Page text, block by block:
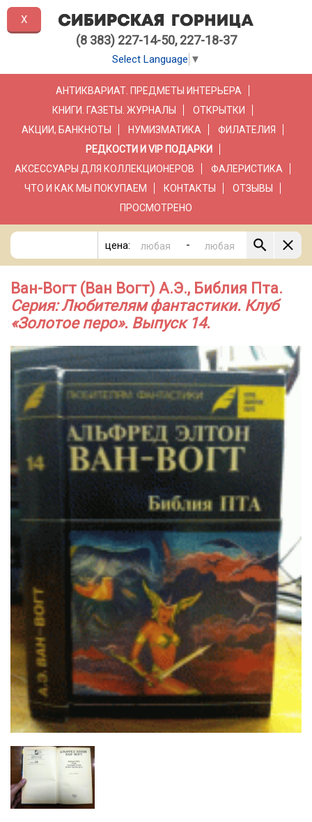
(8 383) 227-14-50, 227-18-37
Select Language ▼
АНТИКВАРИАТ. ПРЕДМЕТЫ ИНТЕРЬЕРА
КНИГИ. ГАЗЕТЫ. ЖУРНАЛЫ
ОТКРЫТКИ
АКЦИИ, БАНКНОТЫ
НУМИЗМАТИКА
ФИЛАТЕЛИЯ
РЕДКОСТИ И VIP ПОДАРКИ
АКСЕССУАРЫ ДЛЯ КОЛЛЕКЦИОНЕРОВ
ФАЛЕРИСТИКА
ЧТО И КАК МЫ ПОКУПАЕМ
КОНТАКТЫ
ОТЗЫВЫ
ПРОСМОТРЕНО
цена: -
Ван-Вогт (Ван Вогт) А.Э., Библия Пта.
Серия: Любителям фантастики. Клуб
«Золотое перо». Выпуск 14.
X